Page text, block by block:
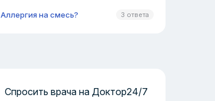
Аллергия на смесь? 3 ответа
Спросить врача на Доктор24/7